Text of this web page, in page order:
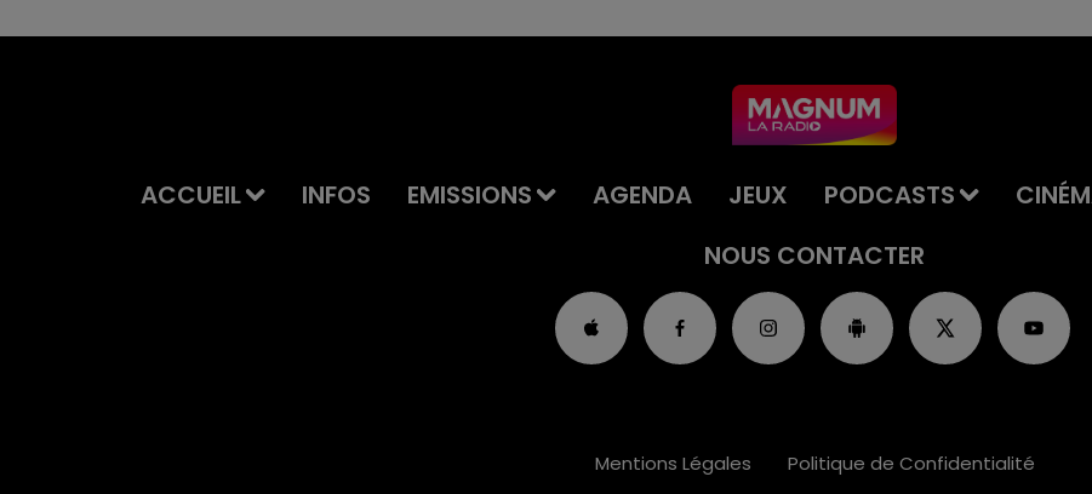
ACCUEIL INFOS EMISSIONS AGENDA JEUX PODCASTS
NOUS CONTACTER
Mentions Légales Politique de Confidentialité